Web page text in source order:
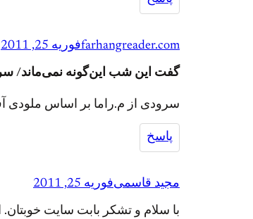
farhangreader.comفوریه 25, 2011
گفت این شب این‌گونه نمی‌ماند/
سرودی از م.راما بر اساس ملودی
پاسخ
مجید قاسمیفوریه 25, 2011